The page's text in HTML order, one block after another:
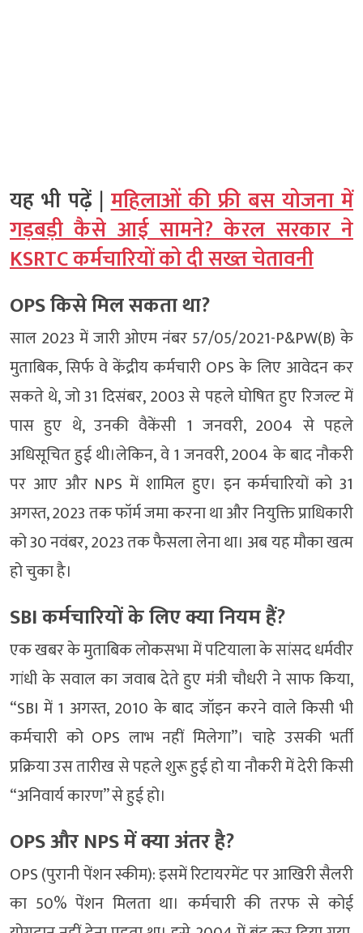
यह भी पढ़ें |महिलाओं की फ्री बस योजना में
गड़बड़ी कैसे आई सामने? केरल सरकार ने
KSRTC कर्मचारियों को दी सख्त चेतावनी
OPS किसे मिल सकता था?
साल 2023 में जारी ओएम नंबर 57/05/2021-P&PW(B) के
मुताबिक, सिर्फ वे केंद्रीय कर्मचारी OPS के लिए आवेदन कर
सकते थे, जो 31 दिसंबर, 2003 से पहले घोषित हुए रिजल्ट में
पास हुए थे, उनकी वैकेंसी 1 जनवरी, 2004 से पहले
अधिसूचित हुई थी।लेकिन, वे 1 जनवरी, 2004 के बाद नौकरी
पर आए और NPS में शामिल हुए। इन कर्मचारियों को 31
अगस्त, 2023 तक फॉर्म जमा करना था और नियुक्ति प्राधिकारी
को 30 नवंबर, 2023 तक फैसला लेना था। अब यह मौका खत्म
हो चुका है।
SBI कर्मचारियों के लिए क्या नियम हैं?
एक खबर के मुताबिक लोकसभा में पटियाला के सांसद धर्मवीर
गांधी के सवाल का जवाब देते हुए मंत्री चौधरी ने साफ किया,
“SBI में 1 अगस्त, 2010 के बाद जॉइन करने वाले किसी भी
कर्मचारी को OPS लाभ नहीं मिलेगा”। चाहे उसकी भर्ती
प्रक्रिया उस तारीख से पहले शुरू हुई हो या नौकरी में देरी किसी
“अनिवार्य कारण” से हुई हो।
OPS और NPS में क्या अंतर है?
OPS (पुरानी पेंशन स्कीम): इसमें रिटायरमेंट पर आखिरी सैलरी
का 50% पेंशन मिलता था। कर्मचारी की तरफ से कोई